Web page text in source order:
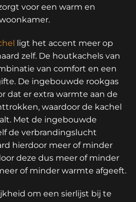
voor een warm en
ligt het accent meer op
zelf. De houtkachels van
van comfort en een
De ingebouwde rookgas
dat er extra warmte aan de
waardoor de kachel
Met de ingebouwde
de verbrandingslucht
hierdoor meer of minder
deze dus meer of minder
of minder warmte afgeeft.
om een sierlijst bij te